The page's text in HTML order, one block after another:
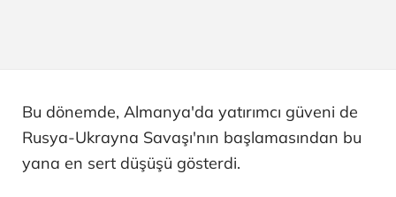
Bu dönemde, Almanya'da yatırımcı güveni de
Rusya-Ukrayna Savaşı'nın başlamasından bu
yana en sert düşüşü gösterdi.